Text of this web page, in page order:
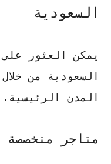
السعودية
يمكن العثور
السعودية من
المدن الرئيسية.
متاجر